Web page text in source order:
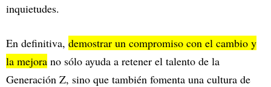
inquietudes.
En definitiva, demostrar un compromiso con el cambio y
la mejora no sólo ayuda a retener el talento de la
Generación Z, sino que también fomenta una cultura de